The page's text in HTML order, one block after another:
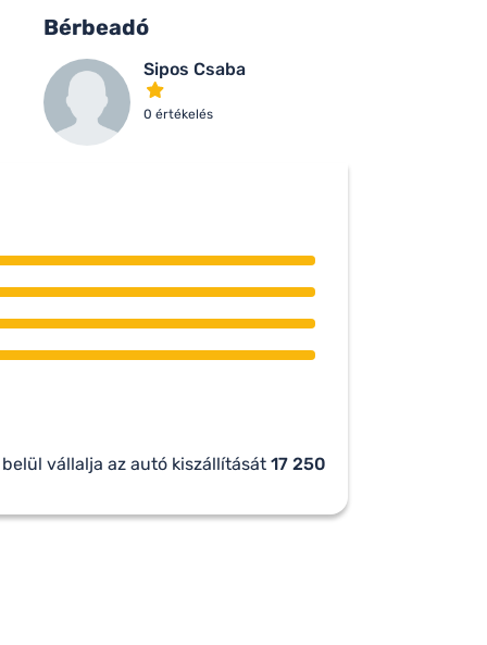
Bérbeadó
Sipos Csaba
0 értékelés
vállalja az autó kiszállítását 17 250